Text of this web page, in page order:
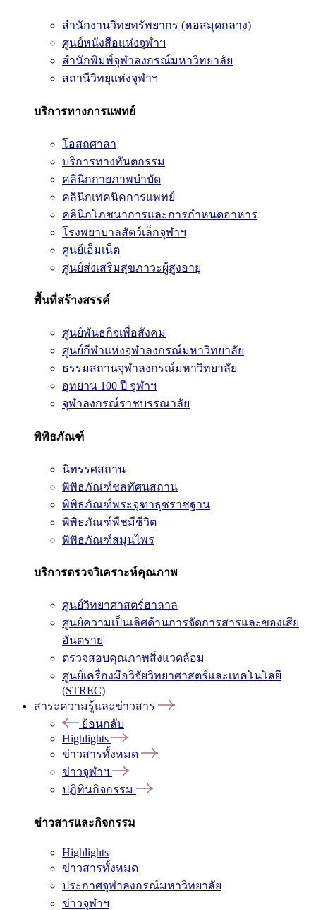
สำนักงานวิทยทรัพยากร (หอสมุดกลาง)
ศูนย์หนังสือแห่งจุฬาฯ
สำนักพิมพ์จุฬาลงกรณ์มหาวิทยาลัย
สถานีวิทยุแห่งจุฬาฯ
บริการทางการแพทย์
โอสถศาลา
บริการทางทันตกรรม
คลินิกกายภาพบำบัด
คลินิกเทคนิคการแพทย์
คลินิกโภชนาการและการกำหนดอาหาร
โรงพยาบาลสัตว์เล็กจุฬาฯ
ศูนย์เอ็มเน็ต
ศูนย์ส่งเสริมสุขภาวะผู้สูงอายุ
พื้นที่สร้างสรรค์
ศูนย์พันธกิจเพื่อสังคม
ศูนย์กีฬาแห่งจุฬาลงกรณ์มหาวิทยาลัย
ธรรมสถานจุฬาลงกรณ์มหาวิทยาลัย
อุทยาน 100 ปี จุฬาฯ
จุฬาลงกรณ์ราชบรรณาลัย
พิพิธภัณฑ์
นิทรรศสถาน
พิพิธภัณฑ์ชลทัศนสถาน
พิพิธภัณฑ์พระจุฑาธุชราชฐาน
พิพิธภัณฑ์พืชมีชีวิต
พิพิธภัณฑ์สมุนไพร
บริการตรวจวิเคราะห์คุณภาพ
ศูนย์วิทยาศาสตร์ฮาลาล
ศูนย์ความเป็นเลิศด้านการจัดการสารและของเสีย
อันตราย
ตรวจสอบคุณภาพสิ่งแวดล้อม
ศูนย์เครื่องมือวิจัยวิทยาศาสตร์และเทคโนโลยี
(STREC)
สาระความรู้และข่าวสาร
ย้อนกลับ
Highlights
ข่าวสารทั้งหมด
ข่าวจุฬาฯ
ปฏิทินกิจกรรม
ข่าวสารและกิจกรรม
Highlights
ข่าวสารทั้งหมด
ประกาศจุฬาลงกรณ์มหาวิทยาลัย
ข่าวจุฬาฯ